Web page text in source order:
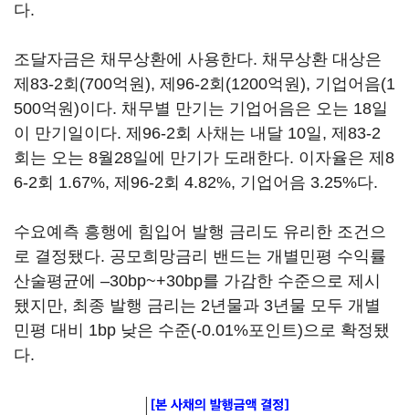
다.
조달자금은 채무상환에 사용한다. 채무상환 대상은
제83-2회(700억원), 제96-2회(1200억원), 기업어음(1
500억원)이다. 채무별 만기는 기업어음은 오는 18일
이 만기일이다. 제96-2회 사채는 내달 10일, 제83-2
회는 오는 8월28일에 만기가 도래한다. 이자율은 제8
6-2회 1.67%, 제96-2회 4.82%, 기업어음 3.25%다.
수요예측 흥행에 힘입어 발행 금리도 유리한 조건으
로 결정됐다. 공모희망금리 밴드는 개별민평 수익률
산술평균에 –30bp~+30bp를 가감한 수준으로 제시
됐지만, 최종 발행 금리는 2년물과 3년물 모두 개별
민평 대비 1bp 낮은 수준(-0.01%포인트)으로 확정됐
다.